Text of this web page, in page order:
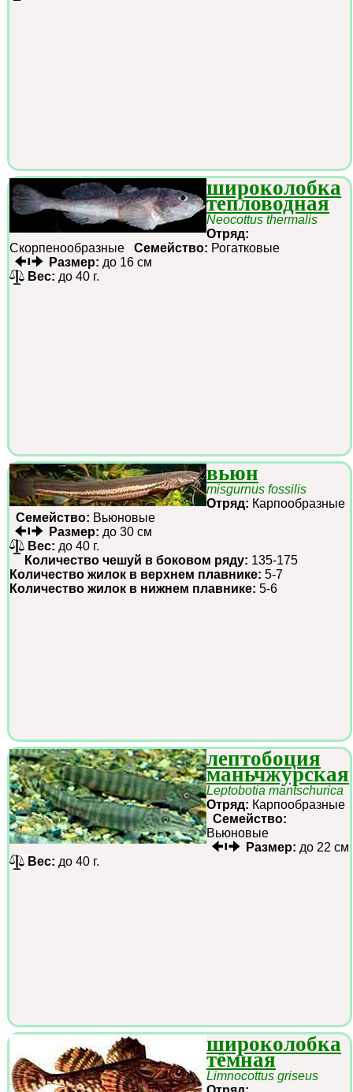
широколобка
тепловодная
Neocottus thermalis
Отряд:
Скорпенообразные Семейство: Рогатковые
Размер: до 16 см
Вес: до 40 г.
вьюн
misgurnus fossilis
Отряд: Карпообразные
Семейство: Вьюновые
Размер: до 30 см
Вес: до 40 г.
Количество чешуй в боковом ряду: 135-175
Количество жилок в верхнем плавнике: 5-7
Количество жилок в нижнем плавнике: 5-6
лептобоция
маньчжурская
Leptobotia mantschurica
Отряд: Карпообразные
Семейство:
Вьюновые
Размер: до 22 см
Вес: до 40 г.
широколобка
тёмная
Limnocottus griseus